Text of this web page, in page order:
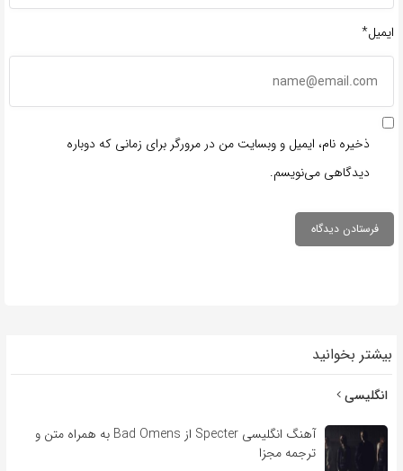
ایمیل*
ذخیره نام، ایمیل و وبسایت من در مرورگر برای زمانی که دوباره
دیدگاهی می‌نویسم.
بیشتر بخوانید
انگلیسی
آهنگ انگلیسی Specter از Bad Omens به همراه متن و
ترجمه مجزا